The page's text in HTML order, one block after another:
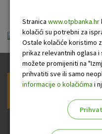
O nama Dnevno
Prijava na newsletter
Stranica www.otpbanka.hr
kolačići su potrebni za
Ostale kolačiće koristimo
prikaz relevantnih oglasa i
možete promijeniti na
prihvatiti sve ili samo
informacije o kolačićima i